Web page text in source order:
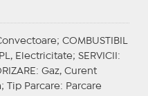
COMBUSTIBIL
Electricitate; SERVICII :
: Gaz, Curent
Tip Parcare: Parcare